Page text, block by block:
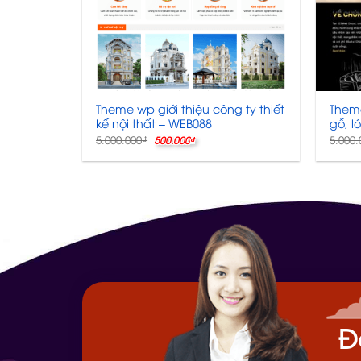
Theme wp giới thiệu công ty thiết
kế nội thất – WEB088
5.000.000₫ Giá
gốc
là:
500.000₫Giá
hiện
tại
gỗ,